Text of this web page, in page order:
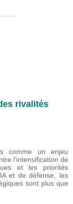
rivalités
comme un enjeu
l’intensification de
et les priorités
et de défense, les
sont plus que